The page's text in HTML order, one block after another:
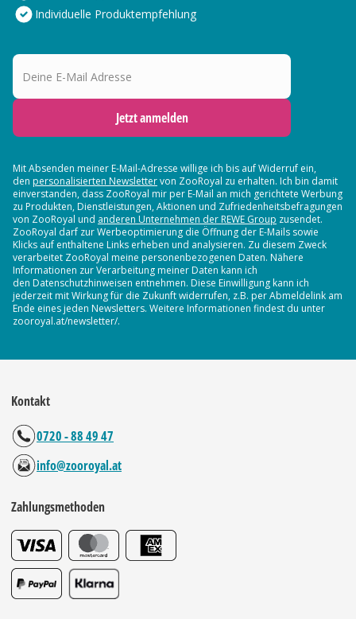
Individuelle Produktempfehlung
Deine E-Mail Adresse
Jetzt anmelden
Mit Absenden meiner E-Mail-Adresse willige ich bis auf Widerruf ein,
den personalisierten Newslettervon ZooRoyal zu erhalten. Ich bin damit
einverstanden, dass ZooRoyal mir per E-Mail an mich gerichtete Werbung
zu Produkten, Dienstleistungen, Aktionen und Zufriedenheitsbefragungen
von ZooRoyal und anderen Unternehmen der REWE Group zusendet.
ZooRoyal darf zur Werbeoptimierung die Öffnung der E-Mails sowie
Klicks auf enthaltene Links erheben und analysieren. Zu diesem Zweck
verarbeitet ZooRoyal meine personenbezogenen Daten. Nähere
Informationen zur Verarbeitung meiner Daten kann ich
den Datenschutzhinweisen entnehmen. Diese Einwilligung kann ich
jederzeit mit Wirkung für die Zukunft widerrufen, z.B. per Abmeldelink am
Ende eines jeden Newsletters. Weitere Informationen findest du unter
zooroyal.at/newsletter/.
Kontakt
0720 - 88 49 47
info@zooroyal.at
Zahlungsmethoden